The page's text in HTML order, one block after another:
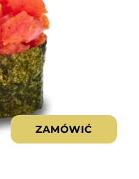
ZAMÓWIĆ